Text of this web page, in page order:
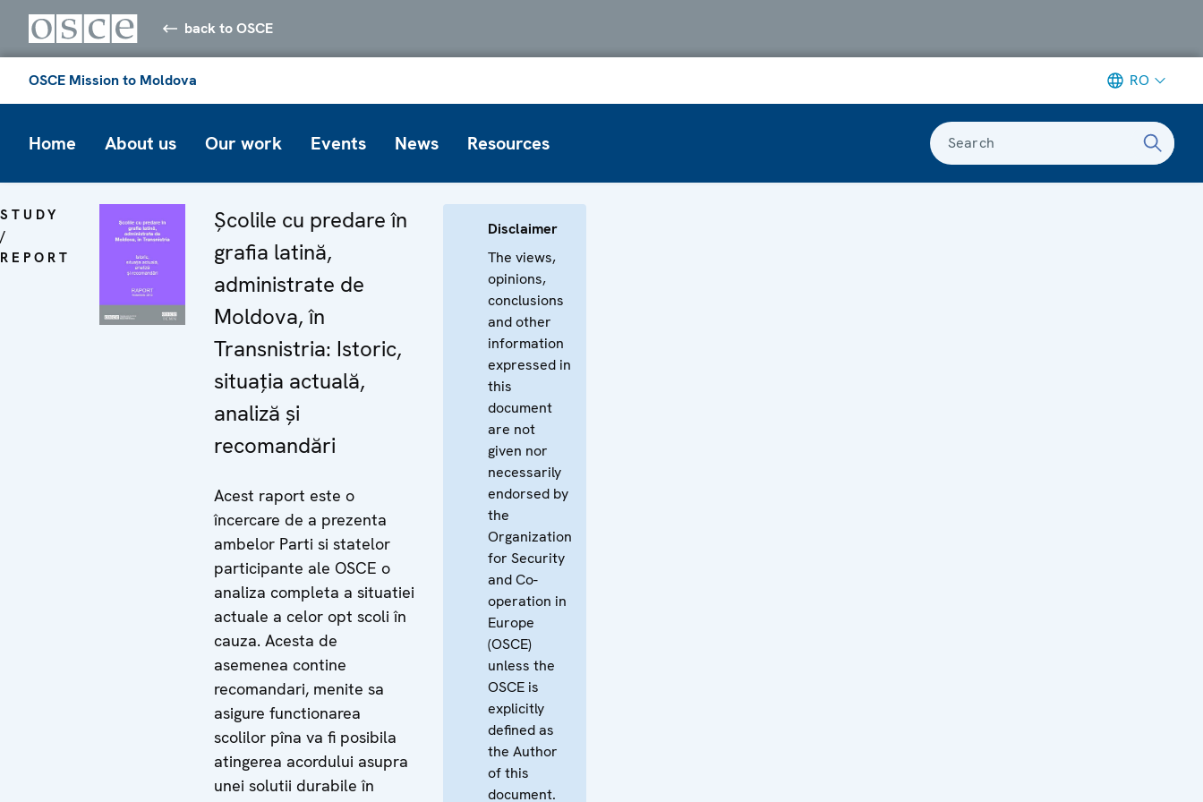
back to OSCE
OSCE Mission to Moldova RO
Home About us Our work Events News Resources Search
STUDY
/
REPORT
Şcolile cu predare în
grafia latină,
administrate de
Moldova, în
Transnistria: Istoric,
situaţia actuală,
analiză şi
recomandări
Acest raport este o
încercare de a prezenta
ambelor Parti si statelor
participante ale OSCE o
analiza completa a situatiei
actuale a celor opt scoli în
cauza. Acesta de
asemenea contine
recomandari, menite sa
asigure functionarea
scolilor pîna va fi posibila
atingerea acordului asupra
unei solutii durabile în
Disclaimer
The views,
opinions,
conclusions
and other
information
expressed in
this
document
are not
given nor
necessarily
endorsed by
the
Organization
for Security
and Co-
operation in
Europe
(OSCE)
unless the
OSCE is
explicitly
defined as
the Author
of this
document.